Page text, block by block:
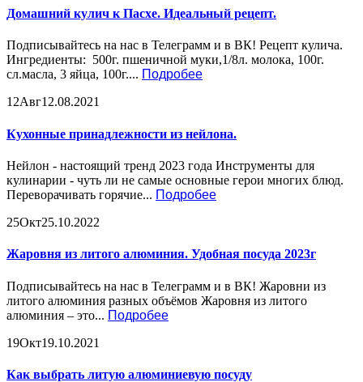
Домашний кулич к Пасхе. Идеальный рецепт.
Подписывайтесь на нас в Телеграмм и в ВК! Рецепт кулича.
Ингредиенты: 500г. пшеничной муки,1/8л. молока, 100г.
сл.масла, 3 яйца, 100г.... Подробее
12Авг12.08.2021
Кухонные принадлежности из нейлона.
Нейлон - настоящий тренд 2023 года Инструменты для
кулинарии - чуть ли не самые основные герои многих блюд.
Переворачивать горячие... Подробее
25Окт25.10.2022
Жаровня из литого алюминия. Удобная посуда 2023г
Подписывайтесь на нас в Телеграмм и в ВК! Жаровни из
литого алюминия разных объёмов Жаровня из литого
алюминия – это... Подробее
19Окт19.10.2021
Как выбрать литую алюминиевую посуду